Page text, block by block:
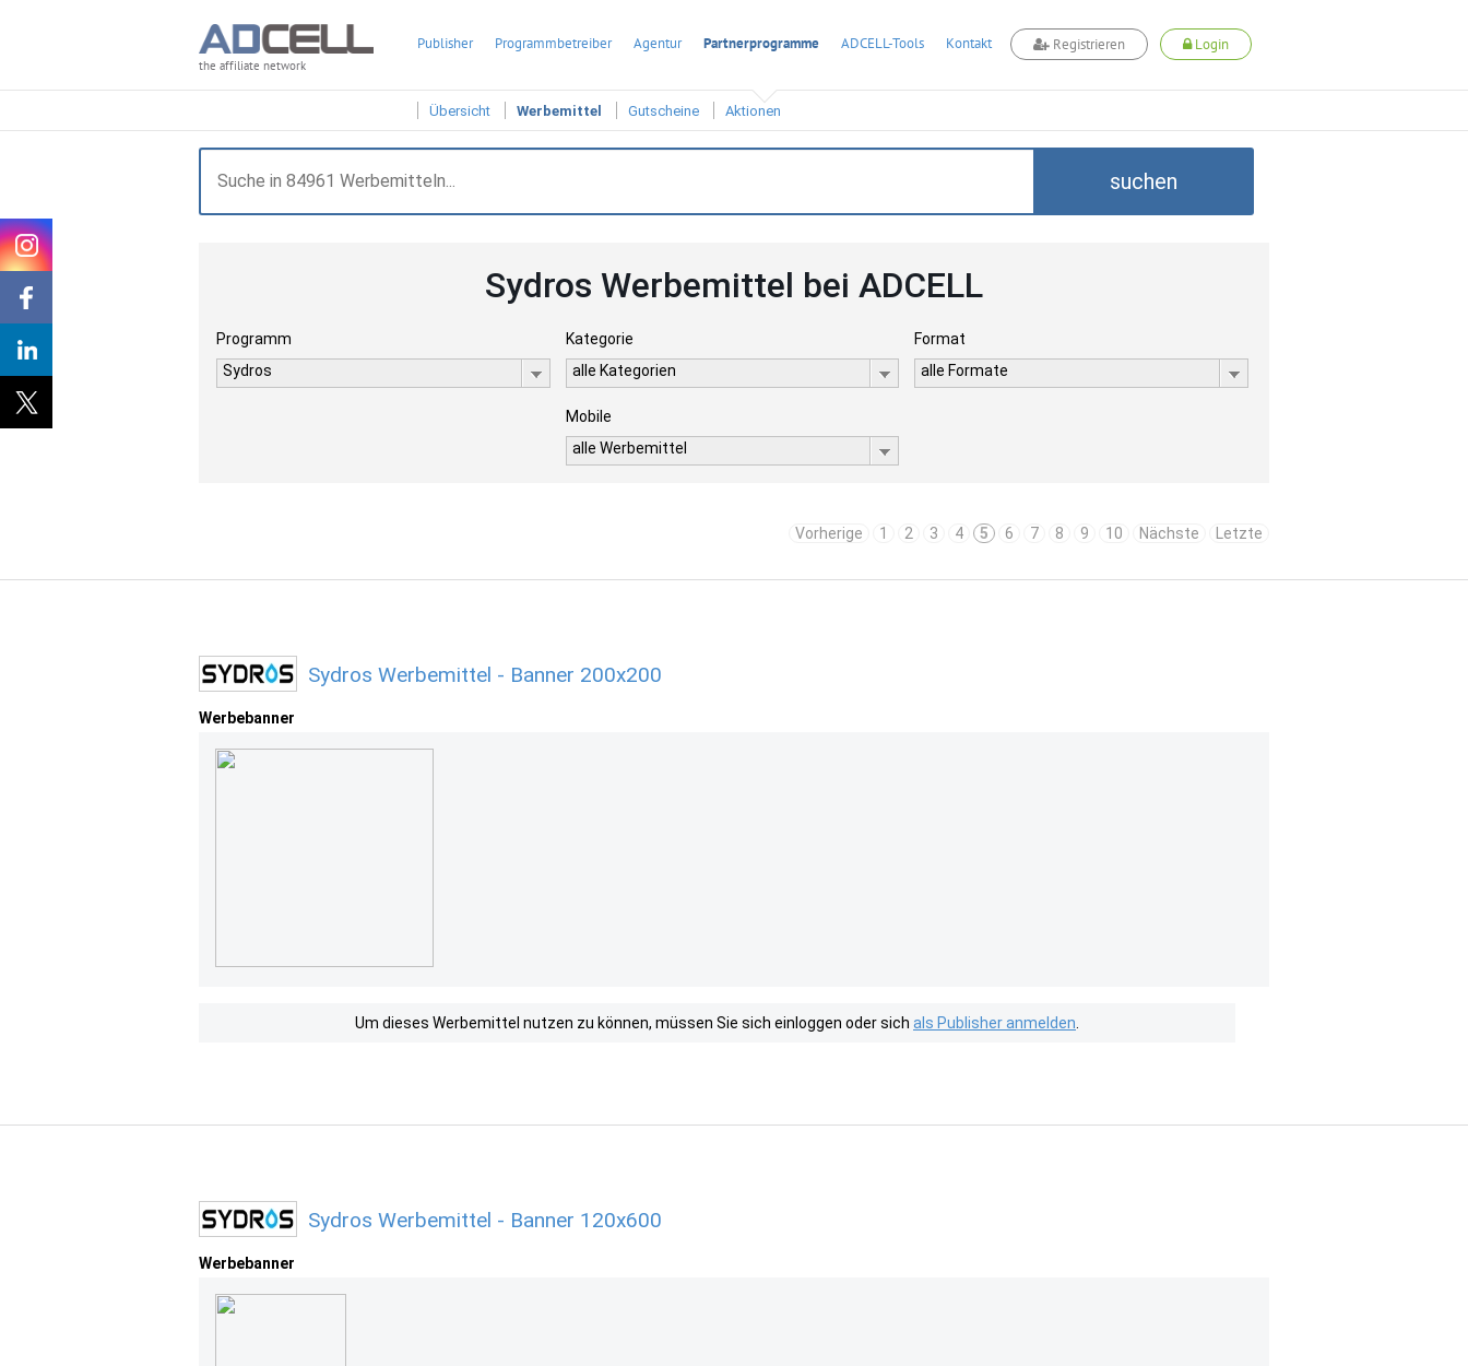
the affiliate network
Publisher Programmbetreiber Agentur Partnerprogramme ADCELL-Tools Kontakt Registrieren Login
Übersicht Werbemittel Gutscheine Aktionen
suchen
Sydros Werbemittel bei ADCELL
Programm
Sydros
Kategorie
alle Kategorien
Format
alle Formate
Mobile
alle Werbemittel
Vorherige 1 2 3 4 5 6 7 8 9 10 Nächste Letzte
Sydros Werbemittel - Banner 200x200
Werbebanner
Um dieses Werbemittel nutzen zu können, müssen Sie sich einloggen oder sich als Publisher anmelden
Sydros Werbemittel - Banner 120x600
Werbebanner